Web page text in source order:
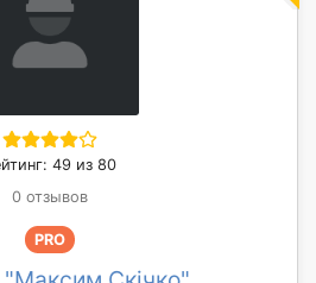
49 из 80
0 отзывов
PRO